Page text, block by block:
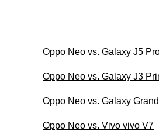
Oppo Neo vs. Galaxy J5
Oppo Neo vs. Galaxy J3
Oppo Neo vs. Galaxy
Oppo Neo vs. Vivo vivo V7